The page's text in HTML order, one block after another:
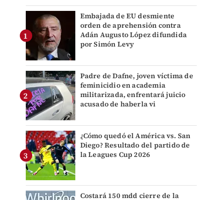
Embajada de EU desmiente
orden de aprehensión contra
Adán Augusto López difundida
por Simón Levy
Padre de Dafne, joven víctima de
feminicidio en academia
militarizada, enfrentará juicio
acusado de haberla vi
¿Cómo quedó el América vs. San
Diego? Resultado del partido de
la Leagues Cup 2026
Costará 150 mdd cierre de la